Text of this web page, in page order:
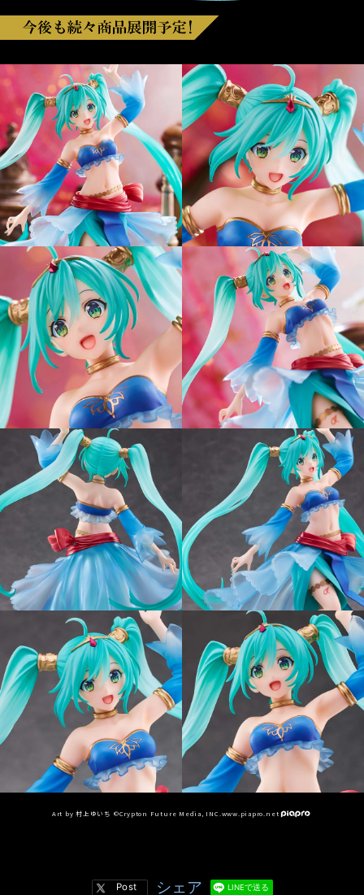
Art by 村上ゆいち ©Crypton Future Media, INC.www.piapro.net
シェア LINEで送る